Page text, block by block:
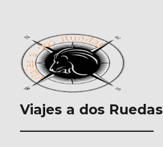
Viajes a dos Ruedas
___________________